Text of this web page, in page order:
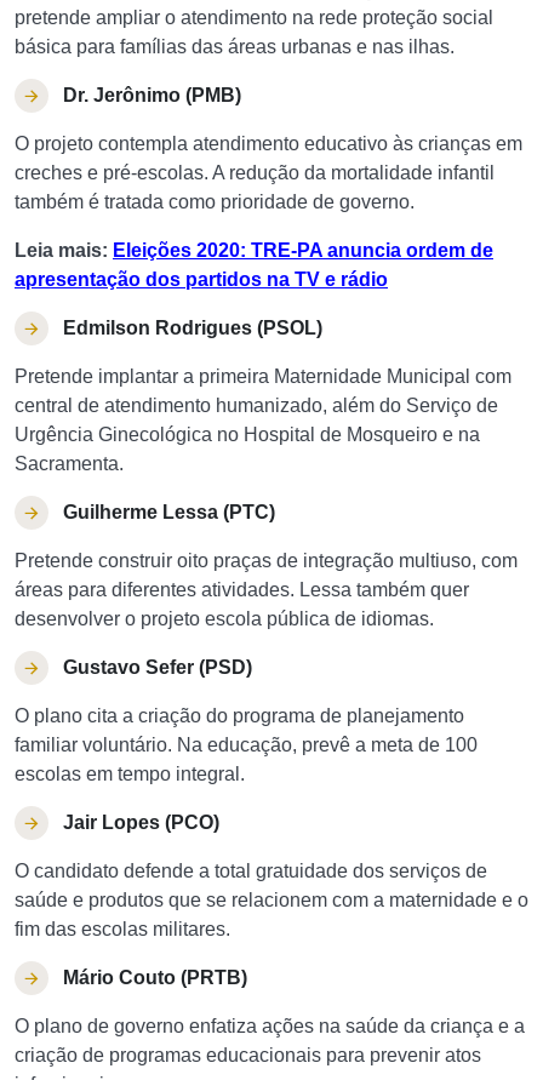
pretende ampliar o atendimento na rede proteção social
básica para famílias das áreas urbanas e nas ilhas.
Dr. Jerônimo (PMB)
O projeto contempla atendimento educativo às crianças em
creches e pré-escolas. A redução da mortalidade infantil
também é tratada como prioridade de governo.
Leia mais: Eleições 2020: TRE-PA anuncia ordem de
apresentação dos partidos na TV e rádio
Edmilson Rodrigues (PSOL)
Pretende implantar a primeira Maternidade Municipal com
central de atendimento humanizado, além do Serviço de
Urgência Ginecológica no Hospital de Mosqueiro e na
Sacramenta.
Guilherme Lessa (PTC)
Pretende construir oito praças de integração multiuso, com
áreas para diferentes atividades. Lessa também quer
desenvolver o projeto escola pública de idiomas.
Gustavo Sefer (PSD)
O plano cita a criação do programa de planejamento
familiar voluntário. Na educação, prevê a meta de 100
escolas em tempo integral.
Jair Lopes (PCO)
O candidato defende a total gratuidade dos serviços de
saúde e produtos que se relacionem com a maternidade e o
fim das escolas militares.
Mário Couto (PRTB)
O plano de governo enfatiza ações na saúde da criança e a
criação de programas educacionais para prevenir atos